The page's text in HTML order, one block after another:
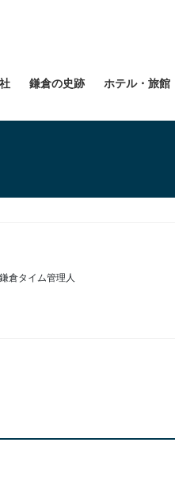
鎌倉の史跡 ホテル・旅館
鎌倉タイム管理人